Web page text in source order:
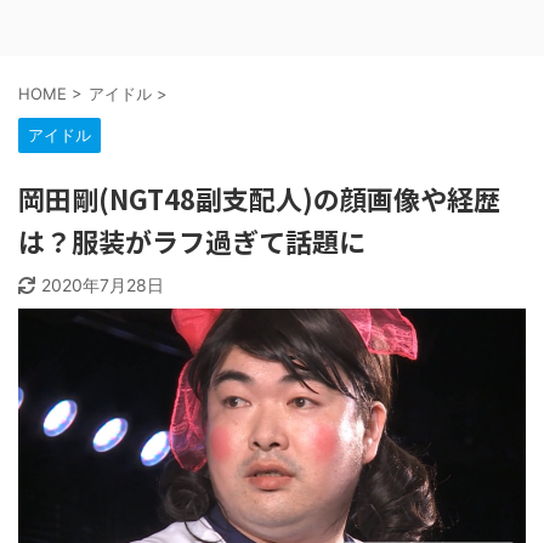
HOME > アイドル >
アイドル
岡田剛(NGT48副支配人)の顔画像や経歴
は？服装がラフ過ぎて話題に
2020年7月28日